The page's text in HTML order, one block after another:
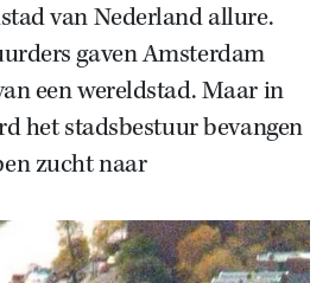
Zoek
van Nederland allure.
gaven Amsterdam
een wereldstad. Maar in
het stadsbestuur bevangen
zucht naar